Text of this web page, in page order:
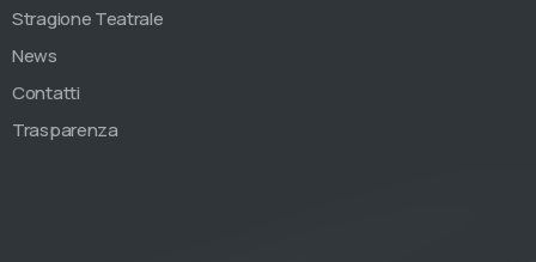
Stragione Teatrale
News
Contatti
Trasparenza